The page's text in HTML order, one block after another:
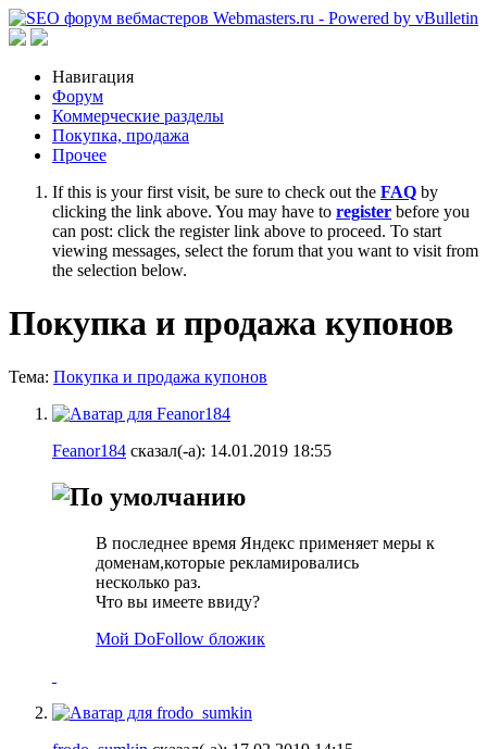
Навигация
Форум
Коммерческие разделы
Покупка, продажа
Прочее
If this is your first visit, be sure to check out the FAQ by
clicking the link above. You may have to register before you
can post: click the register link above to proceed. To start
viewing messages, select the forum that you want to visit from
the selection below.
Покупка и продажа купонов
Тема: Покупка и продажа купонов
Feanor184 сказал(-а): 14.01.2019 18:55
В последнее время Яндекс применяет меры к
доменам,которые рекламировались
несколько раз.
Что вы имеете ввиду?
Мой DoFollow бложик